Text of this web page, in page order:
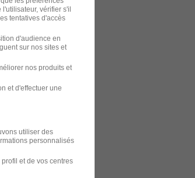
vérifier s'il
tentatives d'accès
d'audience en
sur nos sites et
nos produits et
et d'effectuer une
utiliser des
personnalisés
et de vos centres